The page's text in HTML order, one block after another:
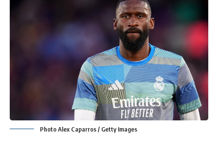
Photo Alex Caparros / Getty Images